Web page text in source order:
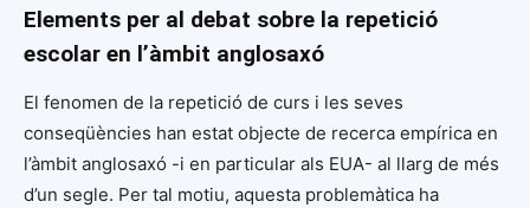
Elements per al debat sobre la repetició
escolar en l’àmbit anglosaxó
El fenomen de la repetició de curs i les seves
conseqüències han estat objecte de recerca empírica en
l’àmbit anglosaxó -i en particular als EUA- al llarg de més
d’un segle. Per tal motiu, aquesta problemàtica ha